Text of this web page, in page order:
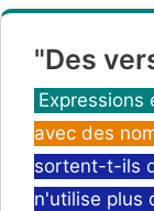
"Des
Catégories
Expressions
avec des
sortent-t-ils
n'utilise plus